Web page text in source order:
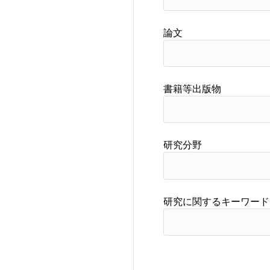
論文
書籍等出版物
研究分野
研究に関するキーワード